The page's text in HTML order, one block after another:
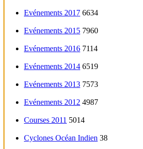
Evénements 2017 6634
Evénements 2015 7960
Evénements 2016 7114
Evénements 2014 6519
Evénements 2013 7573
Evénements 2012 4987
Courses 2011 5014
Cyclones Océan Indien 38